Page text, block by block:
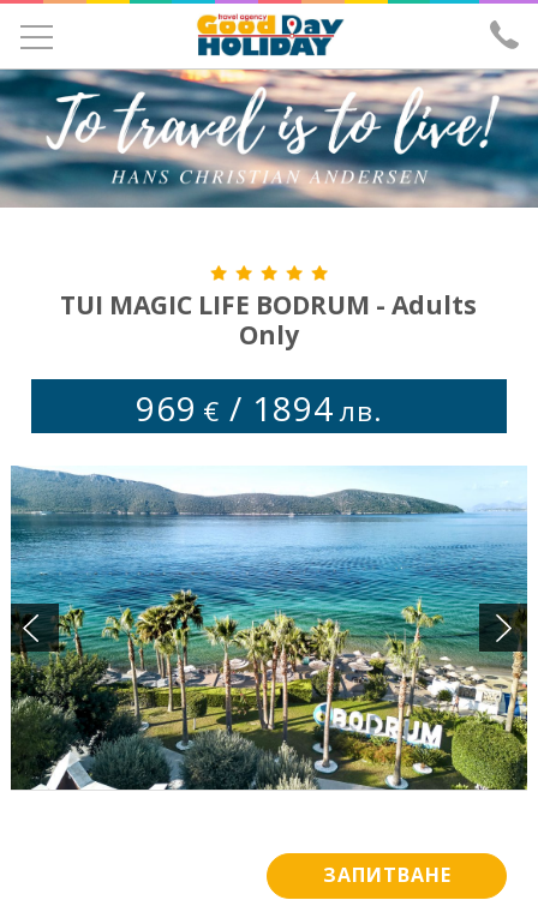
УЧЕНИЧЕСКИ ЕКСКУРЗИИ
ЕКСКУРЗИИ
ПОЧИВКИ
ХОТЕЛИ
ЛИЦЕНЗ И ЗАСТРАХОВКА
ПОДАРЪЧЕН ВАУЧЕР
БАНКОВИ СМЕТКИ
ИСКАМ ДА НАУЧА ПОВЕЧЕ ....
КОНТАКТИ
TUI MAGIC LIFE BODRUM - Adults
Only
969 € / 1894 лв.
ЗАПИТВАНЕ